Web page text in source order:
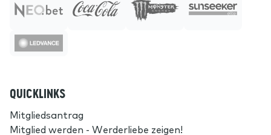
QUICKLINKS
Mitgliedsantrag
Mitglied werden - Werderliebe zeigen!